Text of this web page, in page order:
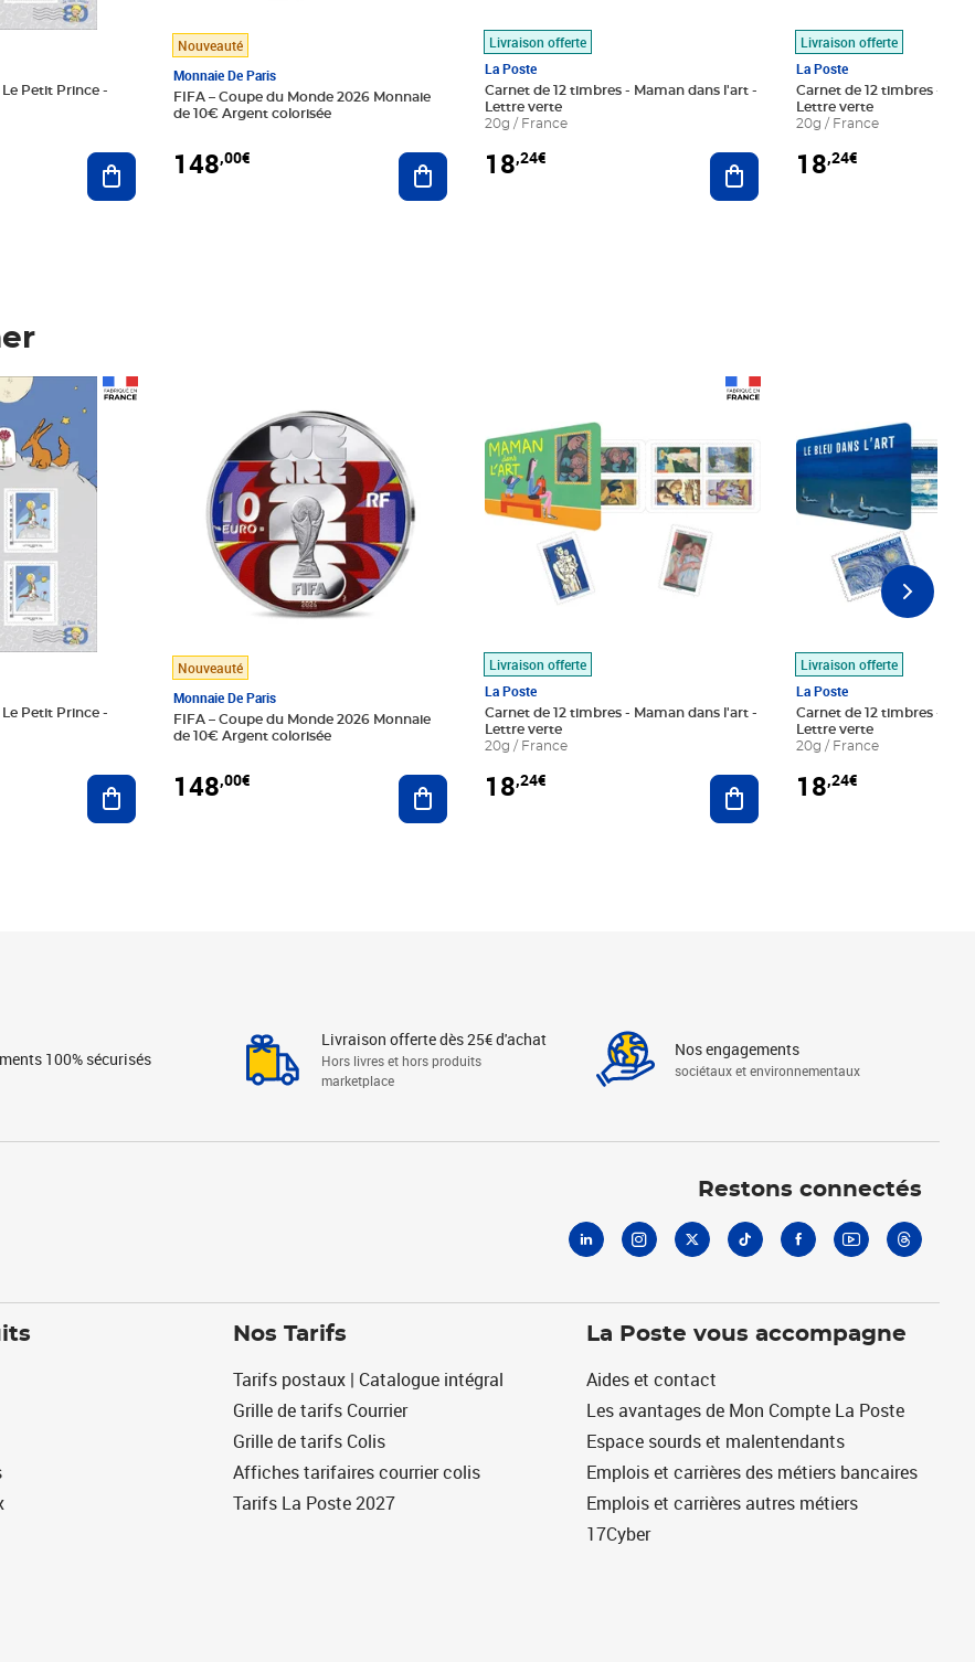
Petit Prince -
Ajouter au panier
Nouveauté
Monnaie De Paris
FIFA – Coupe du Monde 2026 Monnaie
de 10€ Argent colorisée
148,00€ Ajouter au panier
Livraison offerte
La Poste
Carnet de 12 timbres - Maman dans l'art -
Lettre verte
20g / France
18,24€ Ajouter au panier
Livraison offerte
La Poste
Carnet de 12 timbres - Le
Lettre verte
20g / France
18,24€
Petit Prince -
Ajouter au panier
Nouveauté
Monnaie De Paris
FIFA – Coupe du Monde 2026 Monnaie
de 10€ Argent colorisée
148,00€ Ajouter au panier
Livraison offerte
La Poste
Carnet de 12 timbres - Maman dans l'art -
Lettre verte
20g / France
18,24€ Ajouter au panier
Livraison offerte
La Poste
Carnet de 12 timbres - Le
Lettre verte
20g / France
18,24€
100% sécurisés
Livraison offerte dès 25€ d'achat
Hors livres et hors produits
marketplace
Nos engagements
sociétaux et environnementaux
Restons connectés
Nos Tarifs
Tarifs postaux | Catalogue intégral
Grille de tarifs Courrier
Grille de tarifs Colis
Affiches tarifaires courrier colis
Tarifs La Poste 2027
La Poste vous accompagne
Aides et contact
Les avantages de Mon Compte La Poste
Espace sourds et malentendants
Emplois et carrières des métiers bancaires
Emplois et carrières autres métiers
17Cyber